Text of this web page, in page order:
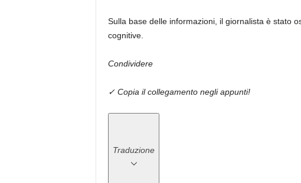
Sulla base delle informazioni, il giornalista è stato
cognitive.
Condividere
✓ Copia il collegamento negli appunti!
Traduzione